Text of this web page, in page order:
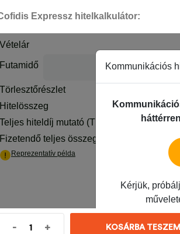
Expressz hitelkalkulátor:
- + KOSÁRBA TESZEM